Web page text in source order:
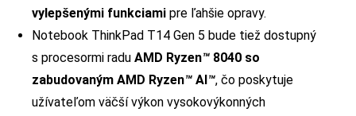
vylepšenými funkciami pre ľahšie opravy.
Notebook ThinkPad T14 Gen 5 bude tiež dostupný
s procesormi radu AMD Ryzen™ 8040 so
zabudovaným AMD Ryzen™ AI™, čo poskytuje
užívateľom väčší výkon vysokovýkonných